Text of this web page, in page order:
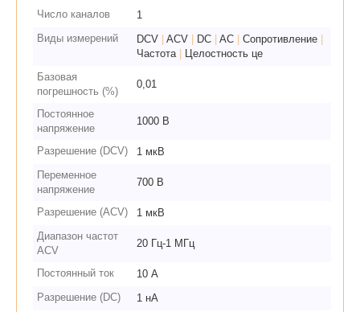
Число каналов
1
Виды измерений
DCV ACV DC AC Сопротивление
Частота
Целостность це
Базовая
погрешность (%)
0,01
Постоянное
напряжение
1000 В
Разрешение (DCV)
1 мкВ
Переменное
напряжение
700 В
Разрешение (ACV)
1 мкВ
Диапазон частот
ACV
20 Гц-1 МГц
Постоянный ток
10 А
Разрешение (DC)
1 нА